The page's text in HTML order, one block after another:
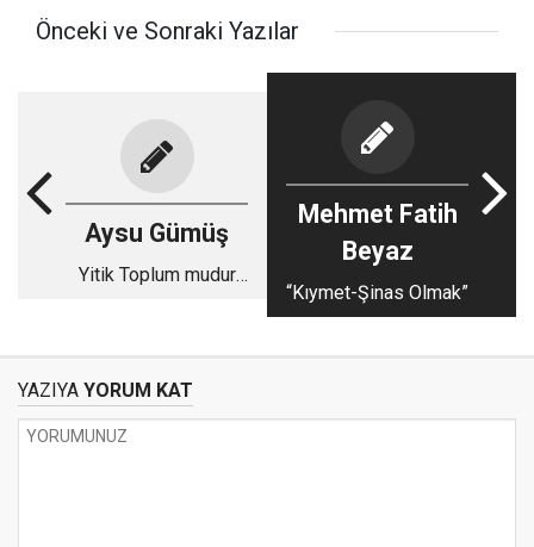
Önceki ve Sonraki Yazılar
Aysu Gümüş
Yitik Toplum mudur
Mehmet Fatih
Beyaz
“Kıymet-Şinas Olmak”
YAZIYA YORUM KAT